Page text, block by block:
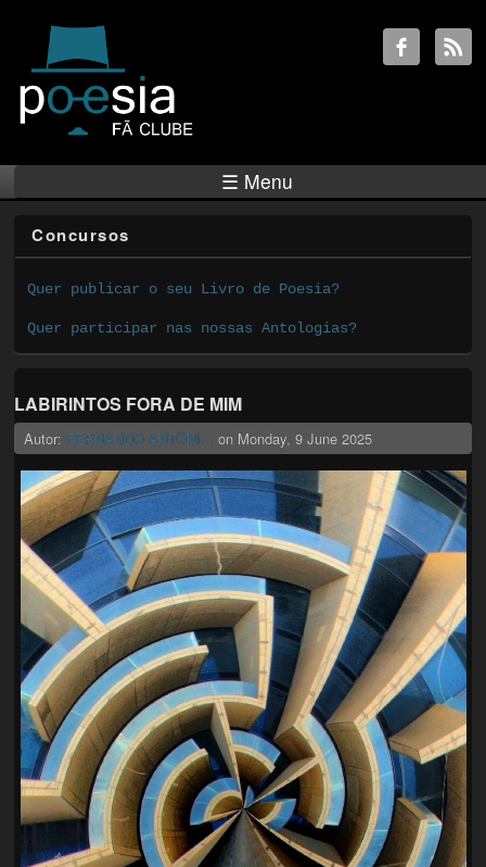
☰ Menu
Concursos
Quer publicar o seu Livro de Poesia?
Quer participar nas nossas Antologias?
LABIRINTOS FORA DE MIM
Autor: FERNANDO ANTÔNI... on Monday, 9 June 2025